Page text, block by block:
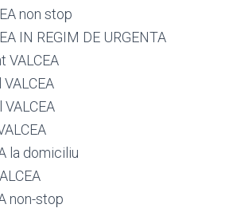
non stop
IN REGIM DE URGENTA
VALCEA
la domiciliu
non-stop